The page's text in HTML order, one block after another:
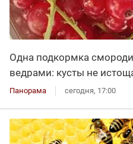
Одна подкормка
ведрами: кусты не
Панорама сегодня, 17:00